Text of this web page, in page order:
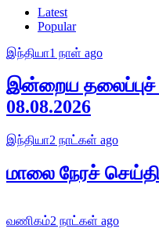
Latest
Popular
இந்தியா1 நாள் ago
இன்றைய தலைப்புச்
08.08.2026
இந்தியா2 நாட்கள் ago
மாலை நேரச்
வணிகம்2 நாட்கள் ago